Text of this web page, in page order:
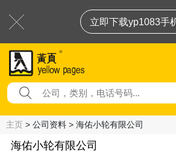
立即下载yp1083手
主页 > 公司资料 > 海佑小轮有限公司
海佑小轮有限公司